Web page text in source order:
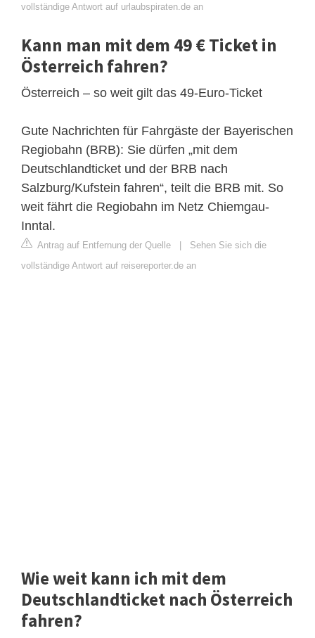
vollständige Antwort auf urlaubspiraten.de an
Kann man mit dem 49 € Ticket in
Österreich fahren?
Österreich – so weit gilt das 49-Euro-Ticket
Gute Nachrichten für Fahrgäste der Bayerischen
Regiobahn (BRB): Sie dürfen „mit dem
Deutschlandticket und der BRB nach
Salzburg/Kufstein fahren“, teilt die BRB mit. So
weit fährt die Regiobahn im Netz Chiemgau-
Inntal.
Antrag auf Entfernung der Quelle
Sehen Sie sich die
vollständige Antwort auf reisereporter.de an
Wie weit kann ich mit dem
Deutschlandticket nach Österreich
fahren?